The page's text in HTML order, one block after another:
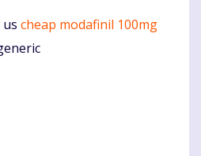
cheap modafinil 100mg